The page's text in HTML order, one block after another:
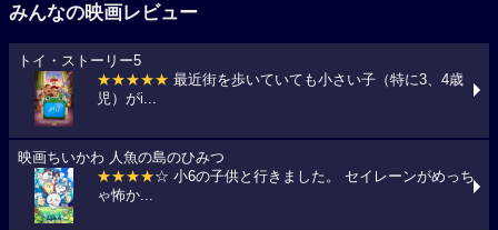
みんなの映画レビュー
トイ・ストーリー5
★★★★★ 最近街を歩いていても小さい子（特に3、4歳
児）がi...
映画ちいかわ 人魚の島のひみつ
★★★★☆ 小6の子供と行きました。 セイレーンがめっち
ゃ怖か...